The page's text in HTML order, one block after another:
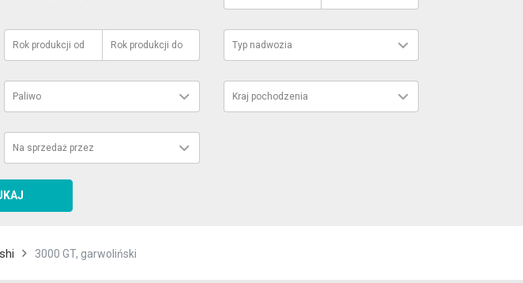
Rok produkcji od Rok produkcji do Typ nadwozia
Paliwo Kraj pochodzenia
Na sprzedaż przez
3000 GT, garwoliński